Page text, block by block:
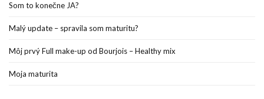
Som to konečne JA?
Malý update – spravila som maturitu?
Môj prvý Full make-up od Bourjois – Healthy mix
Moja maturita